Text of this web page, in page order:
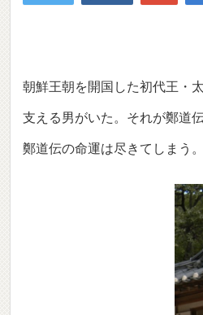
朝鮮王朝を開国した初代王・
支える男がいた。それが鄭道
鄭道伝の命運は尽きてしまう。